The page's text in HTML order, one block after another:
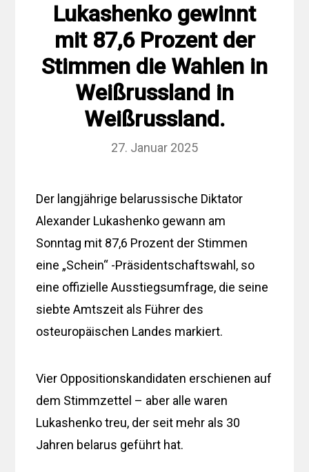
Lukashenko gewinnt
mit 87,6 Prozent der
Stimmen die Wahlen in
Weißrussland in
Weißrussland.
27. Januar 2025
Der langjährige belarussische Diktator
Alexander Lukashenko gewann am
Sonntag mit 87,6 Prozent der Stimmen
eine „Schein“ -Präsidentschaftswahl, so
eine offizielle Ausstiegsumfrage, die seine
siebte Amtszeit als Führer des
osteuropäischen Landes markiert.
Vier Oppositionskandidaten erschienen auf
dem Stimmzettel – aber alle waren
Lukashenko treu, der seit mehr als 30
Jahren belarus geführt hat.